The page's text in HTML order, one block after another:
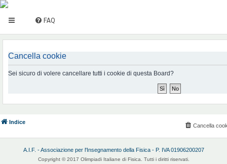
FAQ
Cancella cookie
Sei sicuro di volere cancellare tutti i cookie di questa Board?
Indice
Cancella
A.I.F. - Associazione per l'Insegnamento della Fisica - P. IVA 01906200207
Copyright © 2017 Olimpiadi Italiane di Fisica. Tutti i diritti riservati.